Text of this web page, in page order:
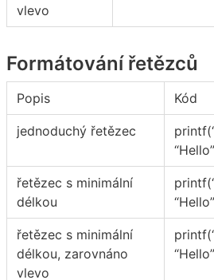
vlevo
Formátování řetězců
Popis Kód
jednoduchý řetězec
řetězec s minimální
délkou
řetězec s minimální
délkou, zarovnáno
vlevo